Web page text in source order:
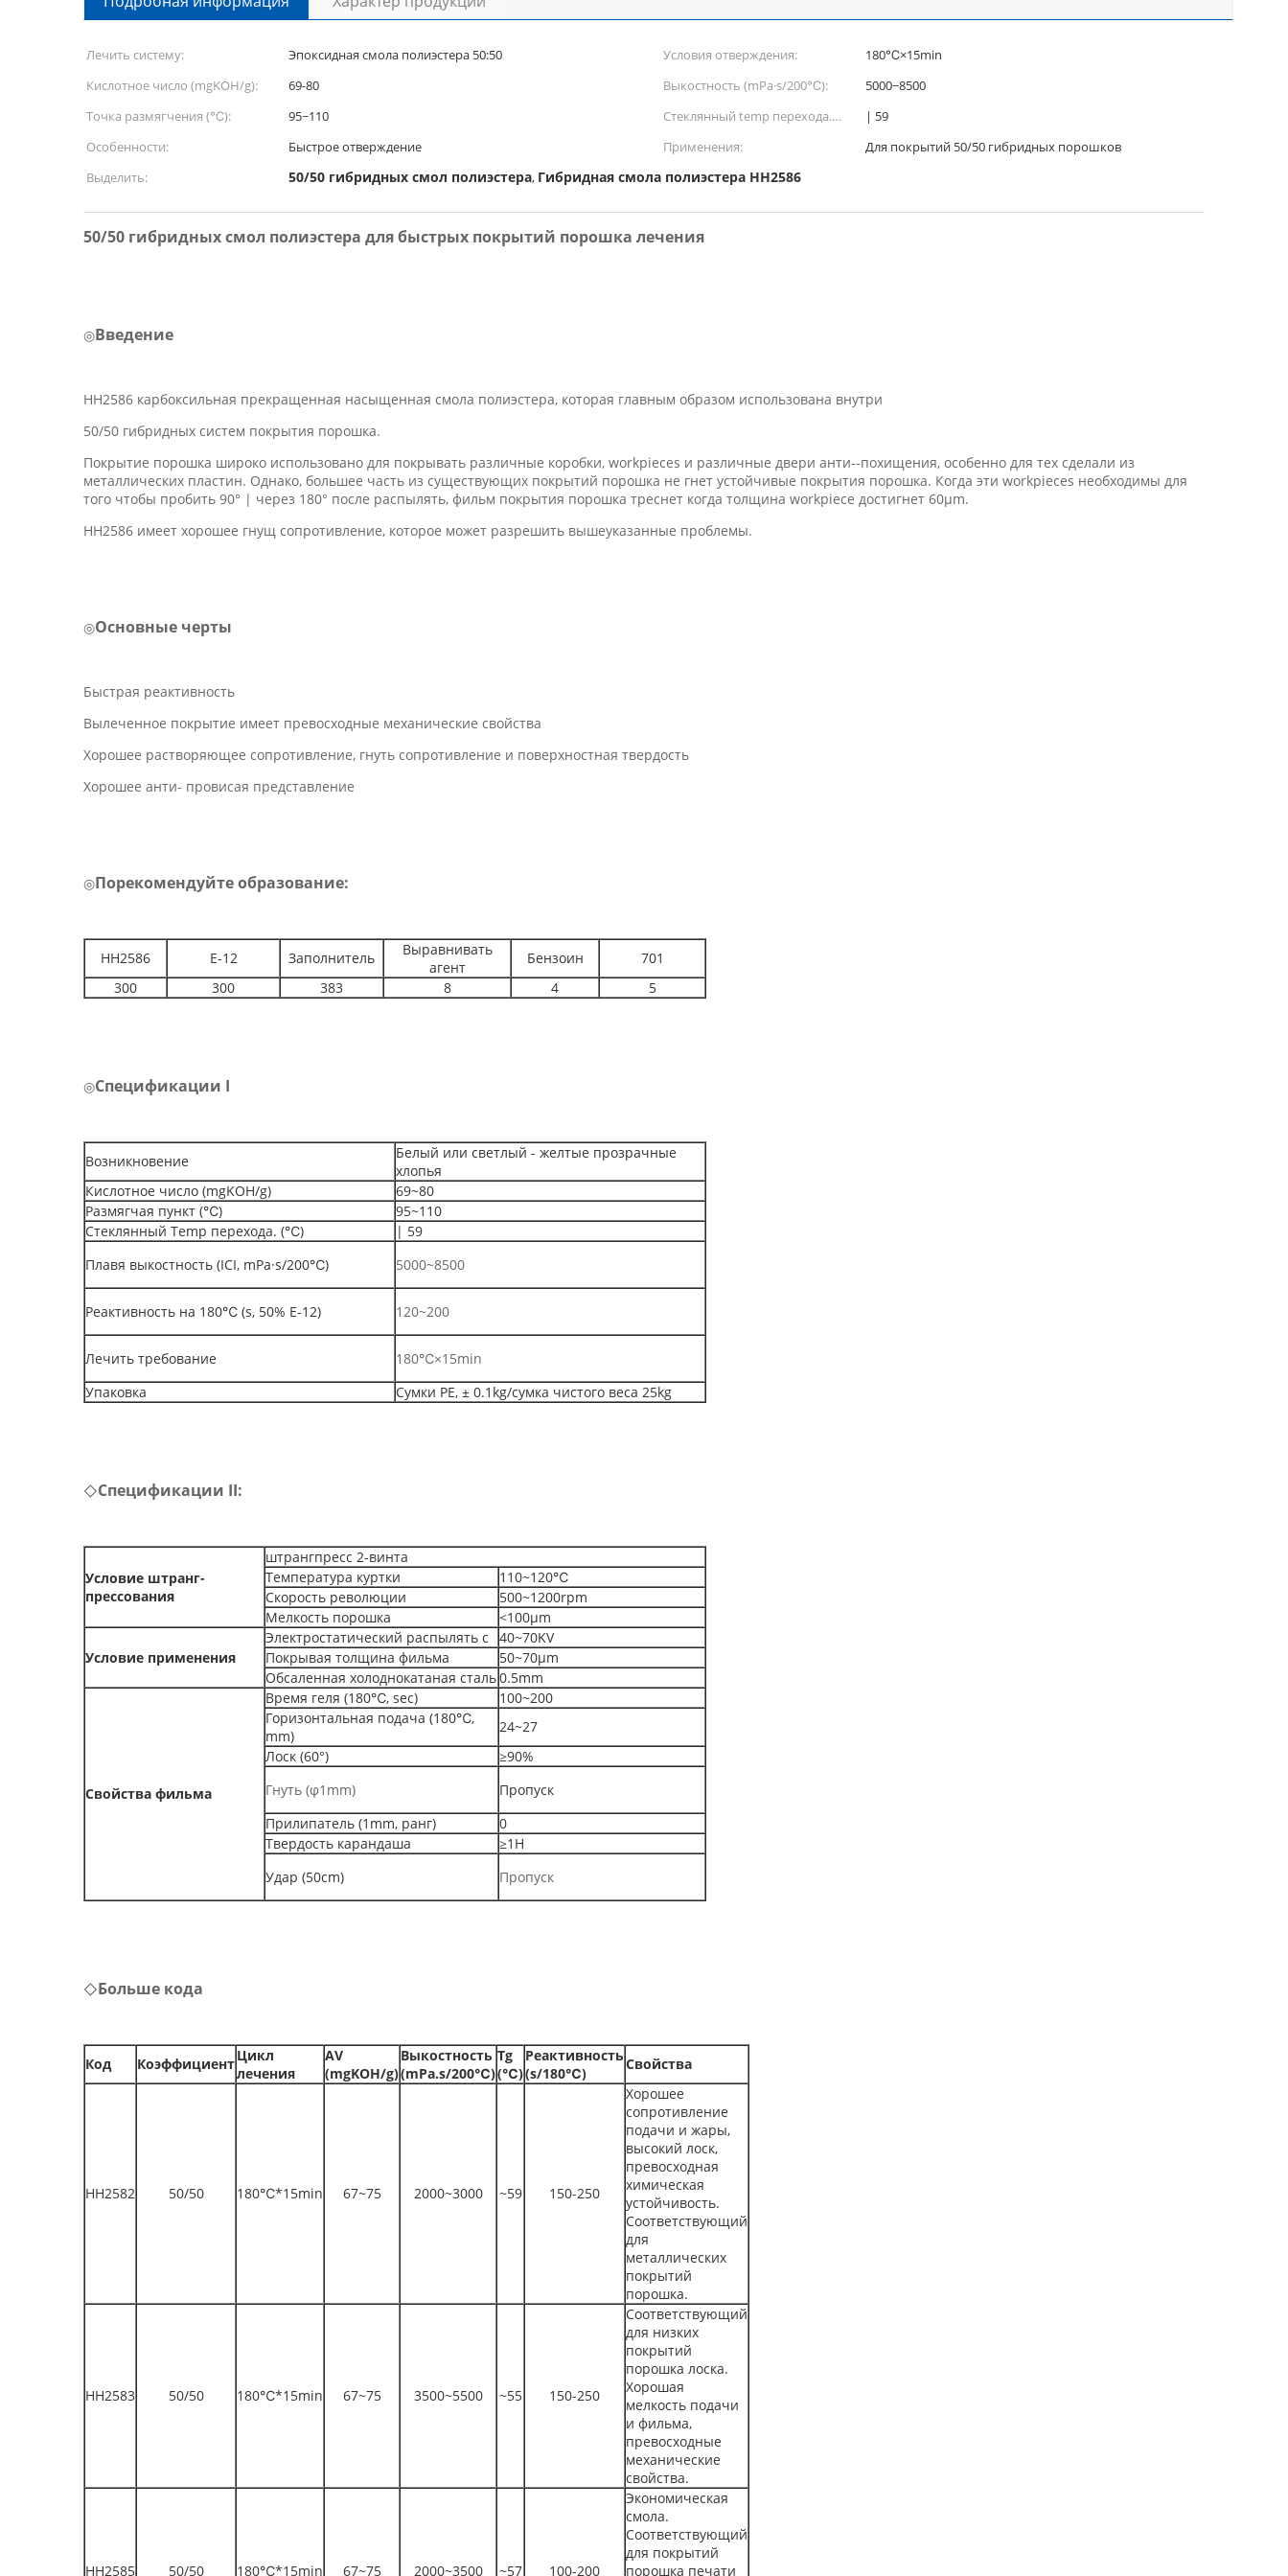
Лечить систему: Эпоксидная смола полиэстера 50:50 Условия отверждения:
180℃×15min
Кислотное число (mgKOH/g):
69-80 Выкостность (mPa·s/200℃):
5000~8500
Точка размягчения (℃):
95~110
Стеклянный temp перехода.
(℃):
| 59
Особенности:
Быстрое отверждение Применения:
Для покрытий 50/50 гибридных порошков
Выделить:
50/50 гибридных смол полиэстера, Гибридная смола полиэстера HH2586
50/50 гибридных смол полиэстера для быстрых покрытий порошка лечения
◎Введение
HH2586 карбоксильная прекращенная насыщенная смола полиэстера, которая главным образом использована внутри
50/50 гибридных систем покрытия порошка.
Покрытие порошка широко использовано для покрывать различные коробки, workpieces и различные двери анти--похищения, особенно для тех сделали из
металлических пластин. Однако, большее часть из существующих покрытий порошка не гнет устойчивые покрытия порошка. Когда эти workpieces необходимы для
того чтобы пробить 90° | через 180° после распылять, фильм покрытия порошка треснет когда толщина workpiece достигнет 60μm.
HH2586 имеет хорошее гнущ сопротивление, которое может разрешить вышеуказанные проблемы.
◎Основные черты
Быстрая реактивность
Вылеченное покрытие имеет превосходные механические свойства
Хорошее растворяющее сопротивление, гнуть сопротивление и поверхностная твердость
Хорошее анти- провисая представление
◎Порекомендуйте образование:
HH2586 E-12 Заполнитель
Выравнивать
агент
Бензоин
701
300
300 383 8 4 5
◎Спецификации I
Возникновение
Белый или светлый - желтые прозрачные
хлопья
Кислотное число (mgKOH/g)
69~80
Размягчая пункт (℃)
95~110
Стеклянный Temp перехода. (℃)
| 59
Плавя выкостность (ICI, mPa·s/200℃)
5000~8500
Реактивность на 180℃ (s, 50% E-12) 120~200
Лечить требование
180℃×15min
Упаковка
Сумки PE, ± 0.1kg/сумка чистого веса 25kg
◇Спецификации II:
Условие штранг-
прессования
штрангпресс 2-винта
Температура куртки
110~120℃
Скорость революции
500~1200rpm
Мелкость порошка
<100μm
Условие применения
Электростатический распылять с
40~70KV
Покрывая толщина фильма
50~70μm
Обсаленная холоднокатаная сталь0.5mm
Свойства фильма
Время геля (180℃, sec)
100~200
Горизонтальная подача (180℃,
mm)
24~27
Лоск (60°)
≥90%
Гнуть (φ1mm)
Пропуск
Прилипатель (1mm, ранг)
0
Твердость карандаша
≥1H
Удар (50cm)
Пропуск
◇Больше кода
Код КоэффициентЦикл
лечения
AV
(mgKOH/g)
Выкостность
(mPa.s/200℃)
Tg
(℃)
Реактивность
(s/180℃)
Свойства
HH2582 50/50 180℃*15min 67~75 2000~3000 ~59 150-250
Хорошее
сопротивление
подачи и жары,
высокий лоск,
превосходная
химическая
устойчивость.
Соответствующий
для
металлических
покрытий
порошка.
HH2583 50/50 180℃*15min 67~75 3500~5500 ~55 150-250
Соответствующий
для низких
покрытий
порошка лоска.
Хорошая
мелкость подачи
и фильма,
превосходные
механические
свойства.
HH2585 50/50 180℃*15min 67~75 2000~3500 ~57 100-200
Экономическая
смола.
Соответствующий
для покрытий
порошка печати